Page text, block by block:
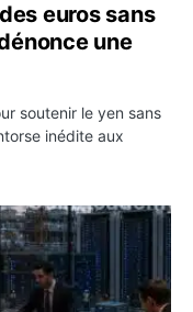
euros sans
une
soutenir le yen sans
inédite aux
11 milliards de